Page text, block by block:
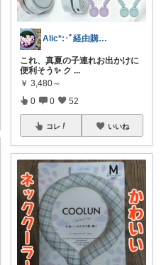
Alic*:･ﾟ経由購入感謝します
これ、真夏の子連れお出かけに
便利そう✨ ク ...
￥ 3,480～
0 0 52
コレ いいね